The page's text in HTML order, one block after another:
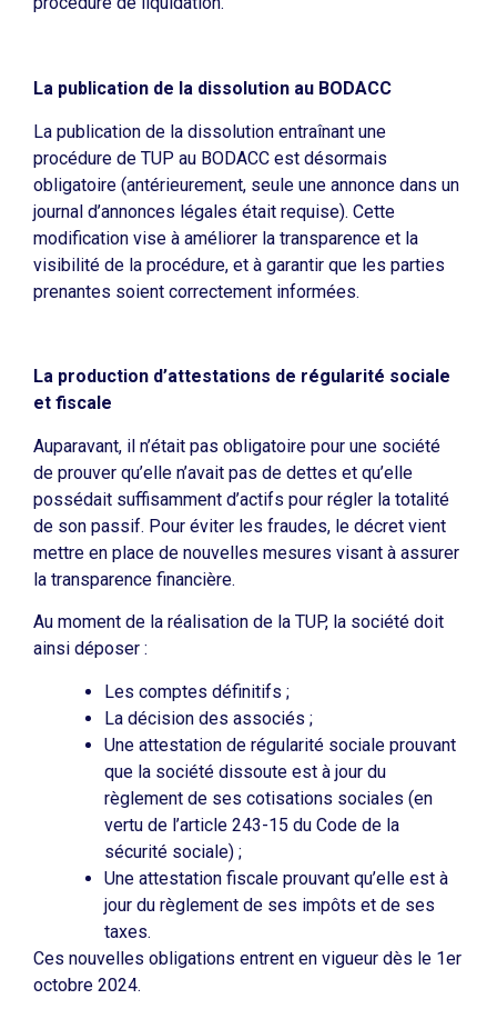
La publication de la dissolution au BODACC
La publication de la dissolution entraînant une
procédure de TUP au BODACC est désormais
obligatoire (antérieurement, seule une annonce dans un
journal d’annonces légales était requise). Cette
modification vise à améliorer la transparence et la
visibilité de la procédure, et à garantir que les parties
prenantes soient correctement informées.
La production d’attestations de régularité sociale
et fiscale
Auparavant, il n’était pas obligatoire pour une société
de prouver qu’elle n’avait pas de dettes et qu’elle
possédait suffisamment d’actifs pour régler la totalité
de son passif. Pour éviter les fraudes, le décret vient
mettre en place de nouvelles mesures visant à assurer
la transparence financière.
Au moment de la réalisation de la TUP, la société doit
ainsi déposer :
Les comptes définitifs ;
La décision des associés ;
Une attestation de régularité sociale prouvant
que la société dissoute est à jour du
règlement de ses cotisations sociales (en
vertu de l’article 243-15 du Code de la
sécurité sociale) ;
Une attestation fiscale prouvant qu’elle est à
jour du règlement de ses impôts et de ses
taxes.
Ces nouvelles obligations entrent en vigueur dès le 1er
octobre 2024.